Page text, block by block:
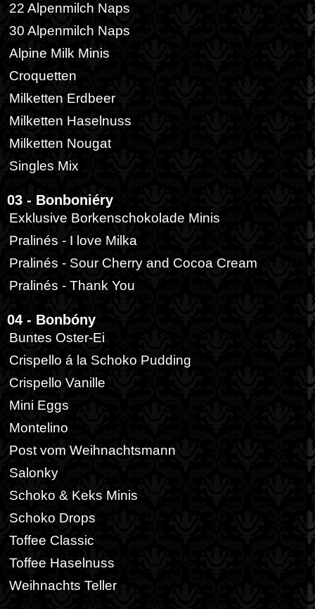
22 Alpenmilch Naps
30 Alpenmilch Naps
Alpine Milk Minis
Croquetten
Milketten Erdbeer
Milketten Haselnuss
Milketten Nougat
Singles Mix
03 - Bonboniéry
Exklusive Borkenschokolade Minis
Pralinés - I love Milka
Pralinés - Sour Cherry and Cocoa Cream
Pralinés - Thank You
04 - Bonbóny
Buntes Oster-Ei
Crispello á la Schoko Pudding
Crispello Vanille
Mini Eggs
Montelino
Post vom Weihnachtsmann
Salonky
Schoko & Keks Minis
Schoko Drops
Toffee Classic
Toffee Haselnuss
Weihnachts Teller